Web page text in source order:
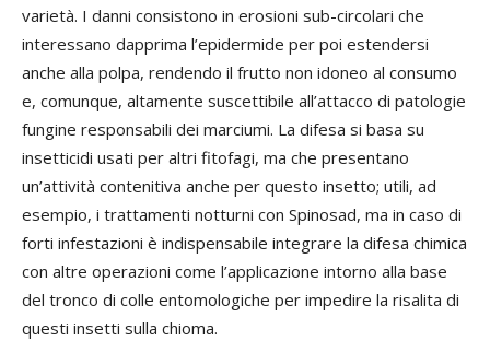
varietà. I danni consistono in erosioni sub-circolari che
interessano dapprima l’epidermide per poi estendersi
anche alla polpa, rendendo il frutto non idoneo al consumo
e, comunque, altamente suscettibile all’attacco di patologie
fungine responsabili dei marciumi. La difesa si basa su
insetticidi usati per altri fitofagi, ma che presentano
un’attività contenitiva anche per questo insetto; utili, ad
esempio, i trattamenti notturni con Spinosad, ma in caso di
forti infestazioni è indispensabile integrare la difesa chimica
con altre operazioni come l’applicazione intorno alla base
del tronco di colle entomologiche per impedire la risalita di
questi insetti sulla chioma.